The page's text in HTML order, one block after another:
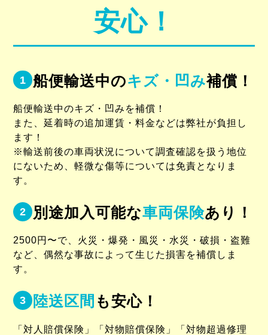
安心！
1 船便輸送中のキズ・凹み補償！
船便輸送中のキズ・凹みを補償！
また、延着時の追加運賃・料金などは弊社が負担し
ます！
※輸送前後の車両状況について調査確認を扱う地位
にないため、軽微な傷等については免責となりま
す。
2 別途加入可能な車両保険あり！
2500円〜で、火災・爆発・風災・水災・破損・盗難
など、偶然な事故によって生じた損害を補償しま
す。
3 陸送区間 も安心！
「対人賠償保険」「対物賠償保険」「対物超過修理